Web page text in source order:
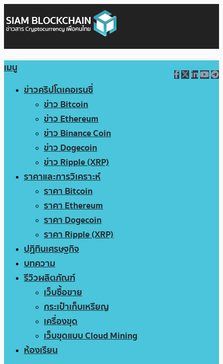
เมนู
ข่าวคริปโตเคอเรนซี่
ข่าว Bitcoin
ข่าว Ethereum
ข่าว Binance Coin
ข่าว Dogecoin
ข่าว Ripple (XRP)
ราคาและการวิเคราะห์
ราคา Bitcoin
ราคา Ethereum
ราคา Dogecoin
ราคา Ripple (XRP)
ปฏิทินเศรษฐกิจ
บทความ
รีวิวผลิตภัณฑ์
เว็บซื้อขาย
กระเป๋าเก็บเหรียญ
เครื่องขุด
เว็บขุดแบบ Cloud Mining
ห้องเรียน